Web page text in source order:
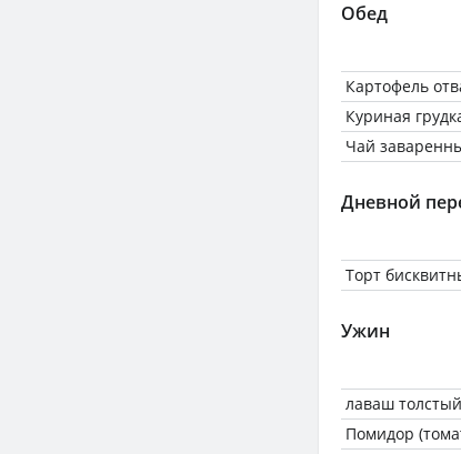
Обед
Картофель
Куриная
Чай
Дневной
Торт
Ужин
лаваш толстый
Помидор